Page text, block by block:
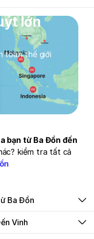
lớn
toàn thế giới
bạn từ Ba Đồn đến
kiểm tra tất cả
Ba Đồn
Vinh